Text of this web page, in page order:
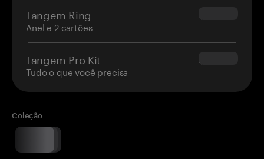
Tangem Ring
Anel e 2 cartões
$160.00
Tangem Pro Kit
Tudo o que você precisa
$180.00
Coleção